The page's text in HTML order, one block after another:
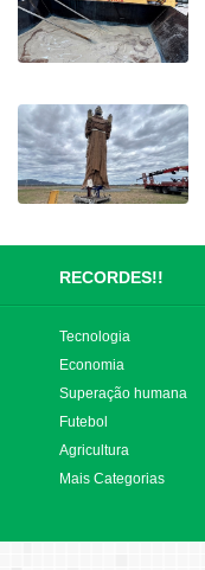
RECORDES!!
Tecnologia
Economia
Superação humana
Futebol
Agricultura
Mais Categorias